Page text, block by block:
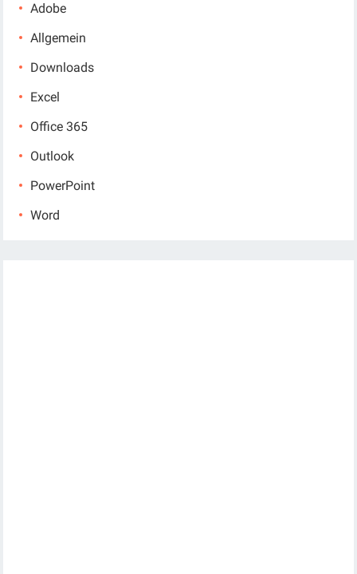
Adobe
Allgemein
Downloads
Excel
Office 365
Outlook
PowerPoint
Word